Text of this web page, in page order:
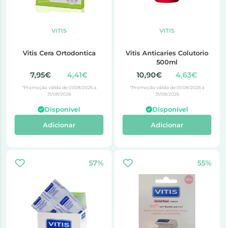
VITIS
Vitis Cera Ortodontica
7,95€ 4,41€
*Promoção válida de 01/08/2026 a
31/08/2026
Disponível
Adicionar
VITIS
Vitis Anticaries Colutorio
500ml
10,90€ 4,63€
*Promoção válida de 01/08/2026 a
31/08/2026
Disponível
Adicionar
57% 55%